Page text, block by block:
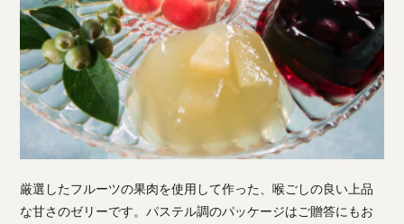
厳選したフルーツの果肉を使用して作った、喉ごしの良い上品
な甘さのゼリーです。パステル調のパッケージはご贈答にもお